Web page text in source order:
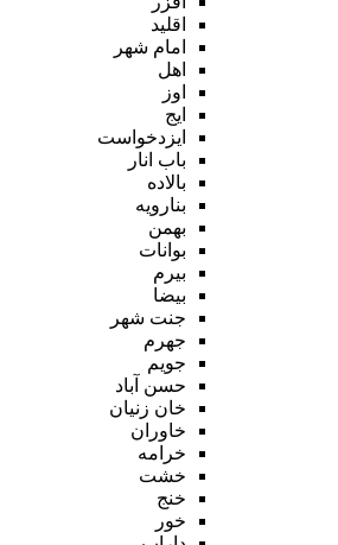
اقلید
امام شهر
اهل
اوز
ایج
ایزدخواست
باب انار
بالاده
بنارویه
بهمن
بوانات
بیرم
بیضا
جنت شهر
جهرم
جویم
حسن آباد
خان زنیان
خاوران
خرامه
خشت
خنج
خور